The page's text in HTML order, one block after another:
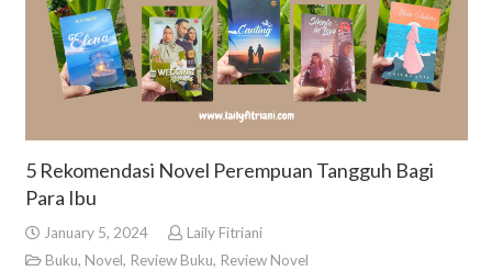
5 Rekomendasi Novel Perempuan Tangguh Bagi
Para Ibu
January 5, 2024
Laily Fitriani
Buku, Novel, Review Buku, Review Novel